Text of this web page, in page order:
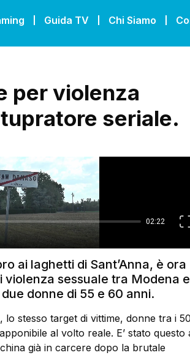
Guida TV Chi Siamo
per violenza
seriale.
ai laghetti di Sant’Anna, è ora
sessuale tra Modena e
donne di 55 e 60 anni.
lo stesso target di vittime, donne tra i
al volto reale. E’ stato questo
già in carcere dopo la brutale